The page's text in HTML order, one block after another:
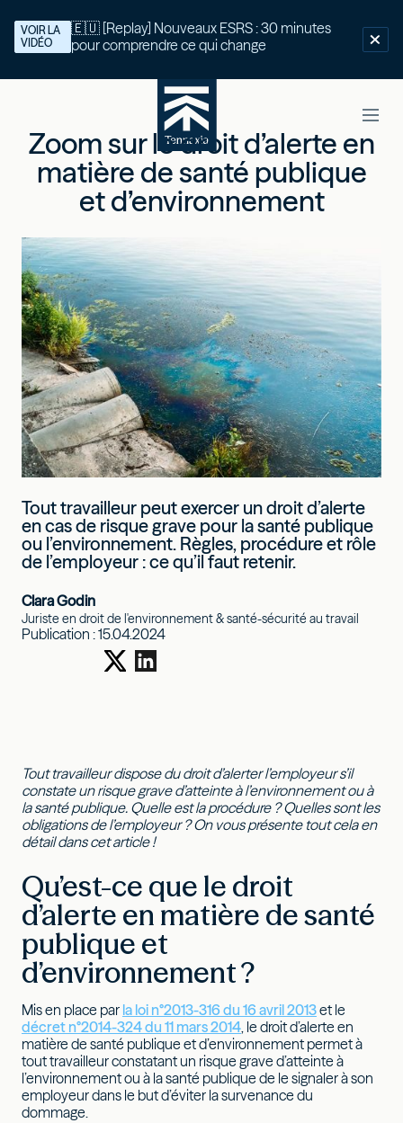
🇪🇺 [Replay] Nouveaux ESRS : 30 minutes
pour comprendre ce qui change
VOIR LA
VIDÉO
Zoom sur le droit d’alerte en
matière de santé publique
et d’environnement
Tout travailleur peut exercer un droit d’alerte
en cas de risque grave pour la santé publique
ou l’environnement. Règles, procédure et rôle
de l’employeur : ce qu’il faut retenir.
Clara Godin
Juriste en droit de l'environnement & santé-sécurité au travail
Publication :15.04.2024
Tout travailleur dispose du droit d’alerter l’employeur s’il
constate un risque grave d’atteinte à l’environnement ou à
la santé publique. Quelle est la procédure ? Quelles sont les
obligations de l’employeur ? On vous présente tout cela en
détail dans cet article !
Qu’est-ce que le droit
d’alerte en matière de santé
publique et
d’environnement ?
Mis en place par la loi n°2013-316 du 16 avril 2013et le
décret n°2014-324 du 11 mars 2014, le droit d’alerte en
matière de santé publique et d’environnement permet à
tout travailleur constatant un risque grave d’atteinte à
l’environnement ou à la santé publique de le signaler à son
employeur dans le but d’éviter la survenance du
dommage.